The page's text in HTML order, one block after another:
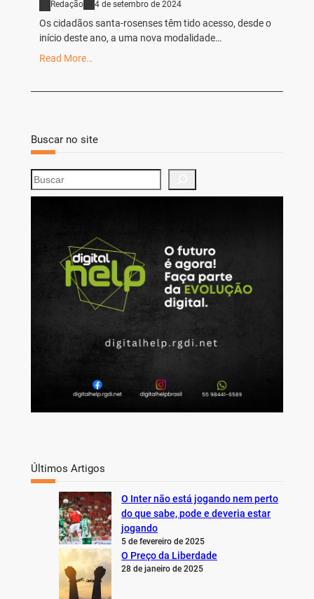
Redação 4 de setembro de 2024
Os cidadãos santa-rosenses têm tido acesso, desde o
início deste ano, a uma nova modalidade…
Read More…
Buscar no site
S
e
Últimos Artigos
O Inter não está jogando nem perto
do que sabe, pode e deveria estar
jogando
5 de fevereiro de 2025
O Preço da Liberdade
28 de janeiro de 2025